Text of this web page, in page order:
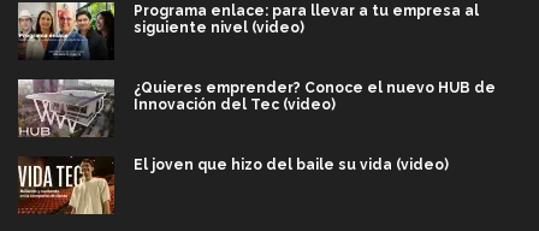
Programa enlace: para llevar a tu empresa al
siguiente nivel (video)
¿Quieres emprender? Conoce el nuevo HUB de
Innovación del Tec (video)
El joven que hizo del baile su vida (video)